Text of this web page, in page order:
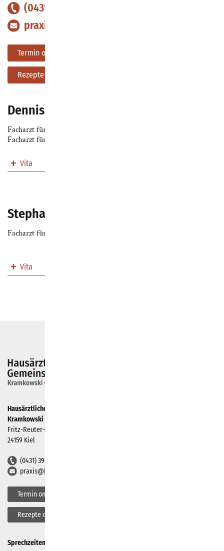
(0431) 39021
praxis@kielmed.de
Termin online buchen
Rezepte online bestellen
Dennis Kramkowski
Facharzt für Allgemeinmedizin
Facharzt für Hals-Nasen-Ohrenheilkunde
Vita
Stephan Miklik
Facharzt für Allgemeinmedizin
Vita
Hausärztliche Gemeinschaftspraxis
Kramkowski + Miklik
Fritz-Reuter-Straße 90
24159 Kiel
(0431) 39021
praxis@kielmed.de
Termin online buchen
Rezepte online bestellen
Sprechzeiten